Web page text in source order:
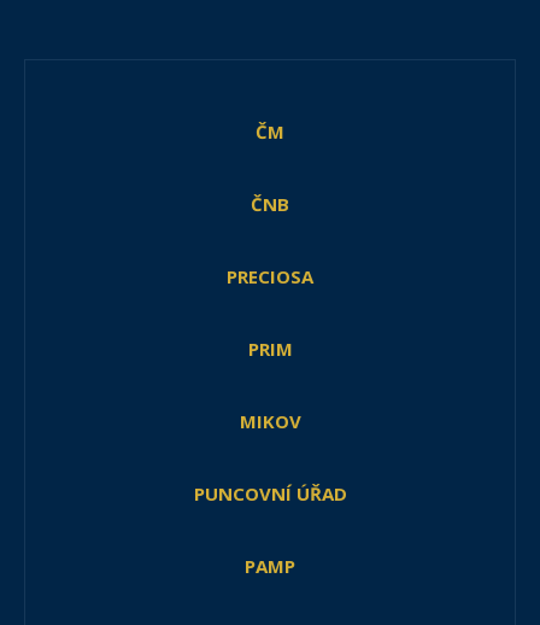
ČM
ČNB
PRECIOSA
PRIM
MIKOV
PUNCOVNÍ ÚŘAD
PAMP